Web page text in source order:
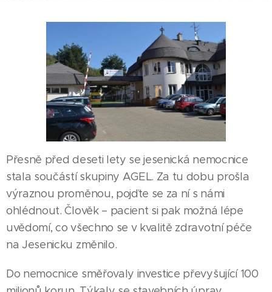
Přesně před deseti lety se jesenická nemocnice
stala součástí skupiny AGEL. Za tu dobu prošla
výraznou proměnou, pojďte se za ní s námi
ohlédnout. Člověk – pacient si pak možná lépe
uvědomí, co všechno se v kvalitě zdravotní péče
na Jesenicku změnilo.
Do nemocnice směřovaly investice převyšující 100